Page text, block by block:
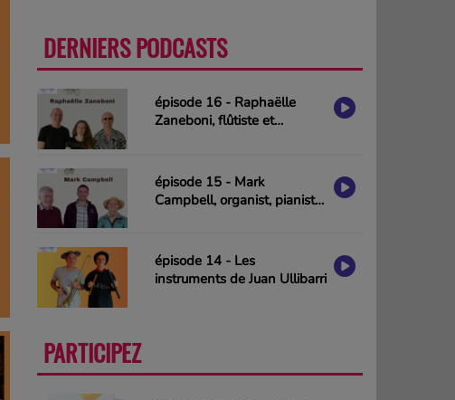
DERNIERS PODCASTS
épisode 16 - Raphaëlle
Zaneboni, flûtiste et
épisode 15 - Mark
Campbell, organist, pianist
épisode 14 - Les
instruments de Juan Ullibarri
PARTICIPEZ